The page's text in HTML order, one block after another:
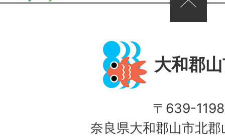
大和郡
〒639-1198
奈良県大和郡山市北